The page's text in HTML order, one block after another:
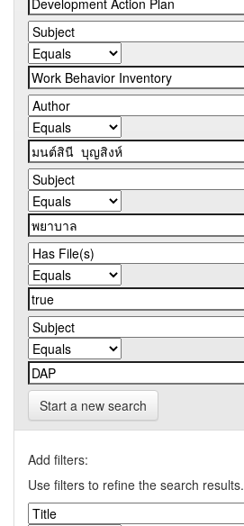
Start a new search
Add filters:
Use filters to refine the search results.